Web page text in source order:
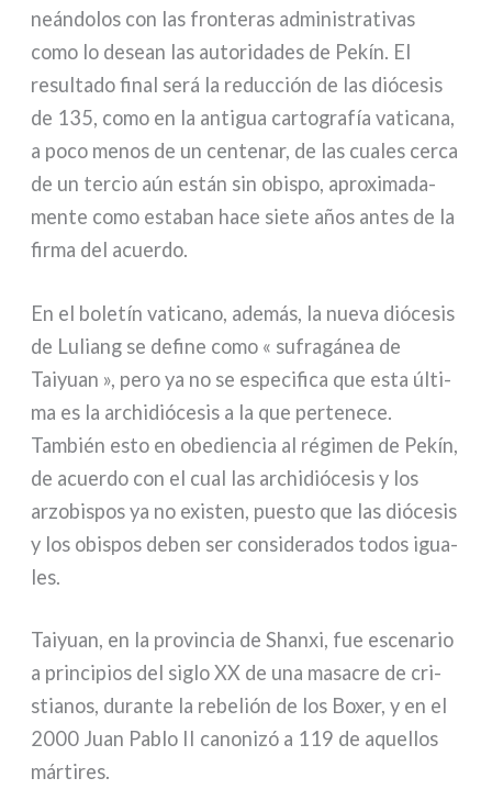
neán­do­los con las fron­te­ras admi­ni­stra­ti­vas
como lo desean las auto­ri­da­des de Pekín. El
resul­ta­do final será la reduc­ción de las dió­ce­sis
de 135, como en la anti­gua car­to­gra­fía vati­ca­na,
a poco menos de un cen­te­nar, de las cua­les cer­ca
de un ter­cio aún están sin obi­spo, apro­xi­ma­da­
men­te como esta­ban hace sie­te años antes de la
fir­ma del acuer­do.
En el bole­tín vati­ca­no, ade­más, la nue­va dió­ce­sis
de Luliang se defi­ne como « sufra­gá­nea de
Taiyuan », pero ya no se espe­ci­fi­ca que esta últi­
ma es la archi­dió­ce­sis a la que per­te­ne­ce.
También esto en obe­dien­cia al régi­men de Pekín,
de acuer­do con el cual las archi­dió­ce­sis y los
arzo­bi­spos ya no exi­sten, pue­sto que las dió­ce­sis
y los obi­spos deben ser con­si­de­ra­dos todos igua­
les.
Taiyuan, en la pro­vin­cia de Shanxi, fue esce­na­rio
a prin­ci­pios del siglo XX de una masa­cre de cri­
stia­nos, duran­te la rebe­lión de los Boxer, y en el
2000 Juan Pablo II cano­ni­zó a 119 de aquel­los
már­ti­res.